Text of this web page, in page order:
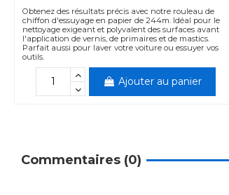
Obtenez des résultats précis avec notre rouleau de
chiffon d'essuyage en papier de 244m. Idéal pour le
nettoyage exigeant et polyvalent des surfaces avant
l'application de vernis, de primaires et de mastics.
Parfait aussi pour laver votre voiture ou essuyer vos
outils.
Ajouter au panier
Commentaires (0)